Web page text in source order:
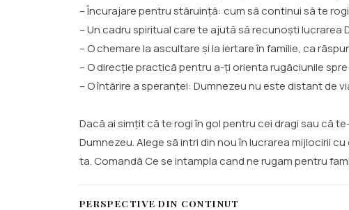
– Încurajare pentru stăruință: cum să continui să te
– Un cadru spiritual care te ajută să recunoști
– O chemare la ascultare și la iertare în familie, ca
– O direcție practică pentru a-ți orienta rugăciunile
– O întărire a speranței: Dumnezeu nu este distant de
Dacă ai simțit că te rogi în gol pentru cei dragi sau că
Dumnezeu. Alege să intri din nou în lucrarea mijlocirii
ta. Comandă Ce se intampla cand ne rugam pentru
PERSPECTIVE DIN CONTINUT